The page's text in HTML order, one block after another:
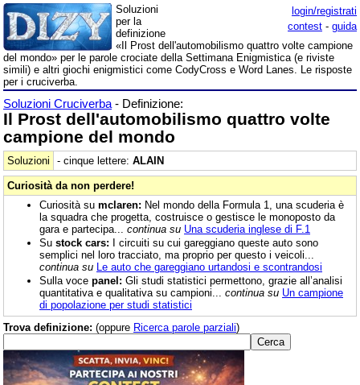
login/registrati
contest - guida
Soluzioni
per la
definizione
«Il Prost dell'automobilismo quattro volte campione
del mondo» per le parole crociate della Settimana Enigmistica (e riviste
simili) e altri giochi enigmistici come CodyCross e Word Lanes. Le risposte
per i cruciverba.
Soluzioni Cruciverba - Definizione:
Il Prost dell'automobilismo quattro volte
campione del mondo
Soluzioni - cinque lettere: ALAIN
Curiosità da non perdere!
Curiosità su mclaren: Nel mondo della Formula 1, una scuderia è
la squadra che progetta, costruisce o gestisce le monoposto da
gara e partecipa... continua su Una scuderia inglese di F.1
Su stock cars: I circuiti su cui gareggiano queste auto sono
semplici nel loro tracciato, ma proprio per questo i veicoli...
continua su Le auto che gareggiano urtandosi e scontrandosi
Sulla voce panel: Gli studi statistici permettono, grazie all’analisi
quantitativa e qualitativa su campioni... continua su Un campione
di popolazione per studi statistici
Trova definizione: (oppure Ricerca parole parziali)